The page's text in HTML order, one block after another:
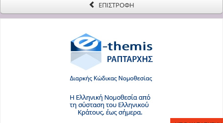
ΕΠΙΣΤΡΟΦΗ